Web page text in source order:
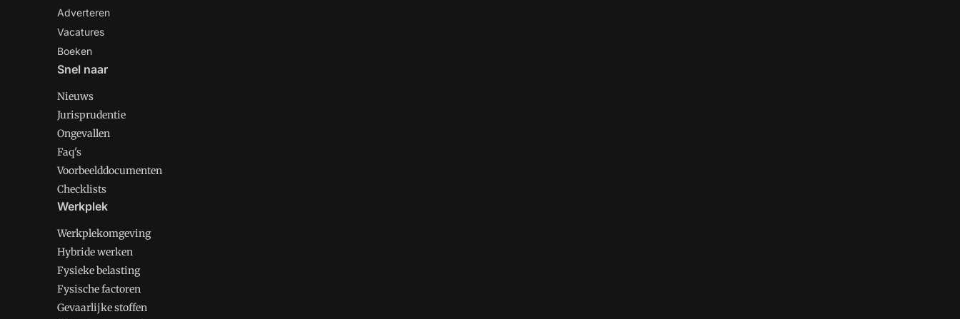
Adverteren
Vacatures
Boeken
Snel naar
Nieuws
Jurisprudentie
Ongevallen
Faq's
Voorbeelddocumenten
Checklists
Werkplek
Werkplekomgeving
Hybride werken
Fysieke belasting
Fysische factoren
Gevaarlijke stoffen